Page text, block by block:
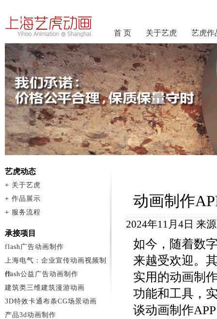
首 页 关于艺虎 艺虎作
动画制作
2024年11月4日 来
如今，随着数
来越受欢迎。
实用的动画制
功能和工具，
谈动画制作
艺虎动态
+ 关于艺虎
+ 作品展示
+ 服务流程
承接项目
flash广告动画制作
上海电气：企业宣传动画视频制
作
flash公益广告动画制作
建筑类三维建筑漫游动画
3D特效卡通布条CG场景动画
产品3d动画制作